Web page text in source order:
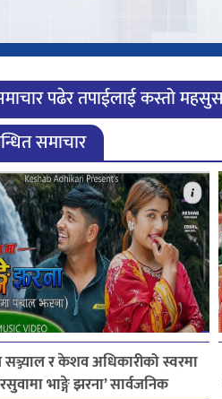
पढेर तपाईलाई कस्तो
समाचार
र केशव अधिकारीको स्वरमा
भाङ्गे झरना’ सार्वजनिक